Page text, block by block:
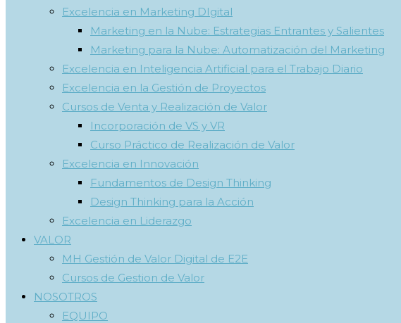
Excelencia en Marketing DIgital
Marketing en la Nube: Estrategias Entrantes y Salientes
Marketing para la Nube: Automatización del Marketing
Excelencia en Inteligencia Artificial para el Trabajo Diario
Excelencia en la Gestión de Proyectos
Cursos de Venta y Realización de Valor
Incorporación de VS y VR
Curso Práctico de Realización de Valor
Excelencia en Innovación
Fundamentos de Design Thinking
Design Thinking para la Acción
Excelencia en Liderazgo
VALOR
MH Gestión de Valor Digital de E2E
Cursos de Gestion de Valor
NOSOTROS
EQUIPO